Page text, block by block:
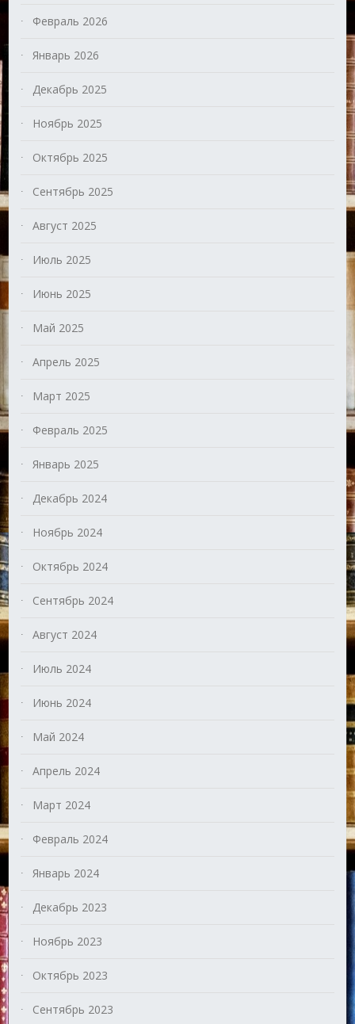
Февраль 2026
Январь 2026
Декабрь 2025
Ноябрь 2025
Октябрь 2025
Сентябрь 2025
Август 2025
Июль 2025
Июнь 2025
Май 2025
Апрель 2025
Март 2025
Февраль 2025
Январь 2025
Декабрь 2024
Ноябрь 2024
Октябрь 2024
Сентябрь 2024
Август 2024
Июль 2024
Июнь 2024
Май 2024
Апрель 2024
Март 2024
Февраль 2024
Январь 2024
Декабрь 2023
Ноябрь 2023
Октябрь 2023
Сентябрь 2023